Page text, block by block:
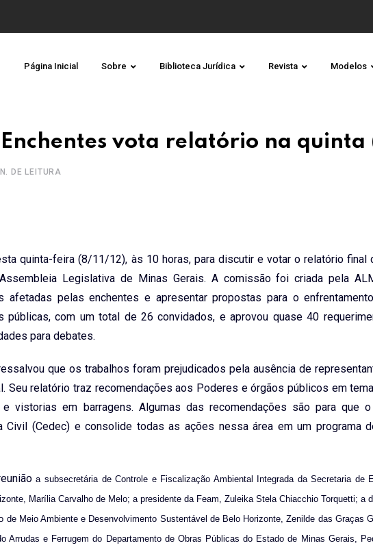
Página Inicial Sobre Biblioteca Jurídica Revista Modelos
Enchentes vota relatório na quinta
DE LEITURA
quinta-feira (8/11/12), às 10 horas, para discutir e votar o relatório final
Legislativa de Minas Gerais. A comissão foi criada pela
afetadas pelas enchentes e apresentar propostas para o
públicas, com um total de 26 convidados, e aprovou quase 40
para debates.
que os trabalhos foram prejudicados pela ausência de
Seu relatório traz recomendações aos Poderes e órgãos públicos em
vistorias em barragens. Algumas das recomendações são para que
Civil (Cedec) e consolide todas as ações nessa área em um programa
a subsecretária de Controle e Fiscalização Ambiental Integrada da Secretaria de
Marília Carvalho de Melo; a presidente da Feam, Zuleika Stela Chiacchio Torquetti; a
Meio Ambiente e Desenvolvimento Sustentável de Belo Horizonte, Zenilde das Graças
Arrudas e Ferrugem do Departamento de Obras Públicas do Estado de Minas Gerais,